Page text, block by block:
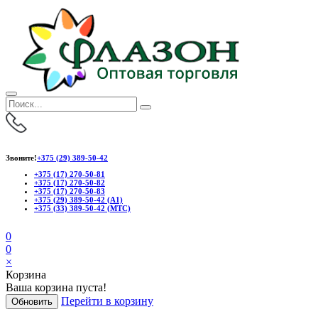
Звоните!+375 (29) 389-50-42
+375 (17) 270-50-81
+375 (17) 270-50-82
+375 (17) 270-50-83
+375 (29) 389-50-42 (А1)
+375 (33) 389-50-42 (МТС)
0
0
×
Корзина
Ваша корзина пуста!
Обновить Перейти в корзину